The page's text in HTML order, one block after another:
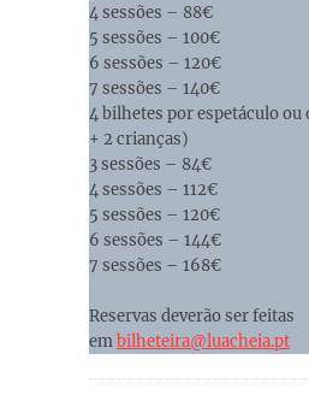
4 sessões – 88€
5 sessões – 100€
6 sessões – 120€
7 sessões – 140€
4 bilhetes por espetáculo
+ 2 crianças)
3 sessões – 84€
4 sessões – 112€
5 sessões – 120€
6 sessões – 144€
7 sessões – 168€
Reservas deverão ser feitas
embilheteira@luacheia.pt